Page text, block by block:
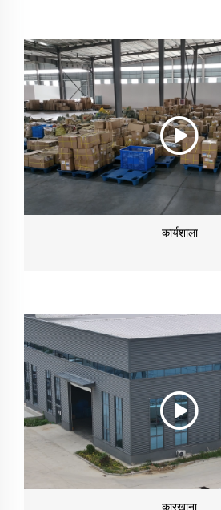
कार्यशाला
कारखाना